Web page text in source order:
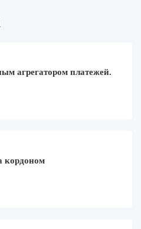
агрегатором платежей.
кордоном